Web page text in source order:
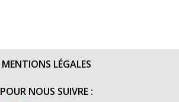
MENTIONS LÉGALES
POUR NOUS SUIVRE :